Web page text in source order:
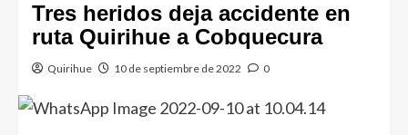
Tres heridos deja accidente en
ruta Quirihue a Cobquecura
Quirihue 10 de septiembre de 2022 0